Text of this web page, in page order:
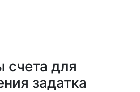
счета для
задатка